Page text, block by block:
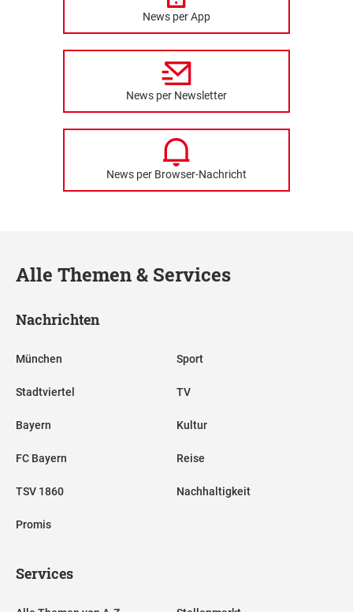
News per App
News per Newsletter
News per Browser-Nachricht
Alle Themen & Services
Nachrichten
München
Stadtviertel
Bayern
FC Bayern
TSV 1860
Promis
Sport
TV
Kultur
Reise
Nachhaltigkeit
Services